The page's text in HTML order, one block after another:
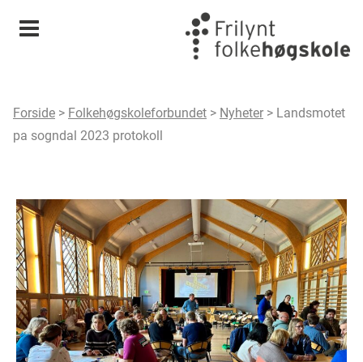
Meny
Forside > Folkehøgskoleforbundet > Nyheter > Landsmotet
pa sogndal 2023 protokoll